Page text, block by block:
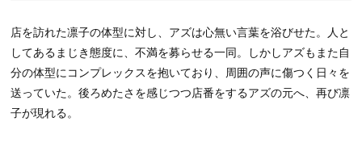
店を訪れた凛子の体型に対し、アズは心無い言葉を浴びせた。人と
してあるまじき態度に、不満を募らせる一同。しかしアズもまた自
分の体型にコンプレックスを抱いており、周囲の声に傷つく日々を
送っていた。後ろめたさを感じつつ店番をするアズの元へ、再び凛
子が現れる。